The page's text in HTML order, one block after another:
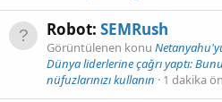
Robot: SEMRush
Görüntülenen konu
Dünya liderlerine çağrı yaptı:
nüfuzlarınızı kullanın
1 dakika